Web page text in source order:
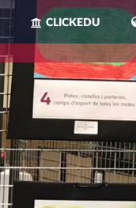
CLICKEDU
CERRAR